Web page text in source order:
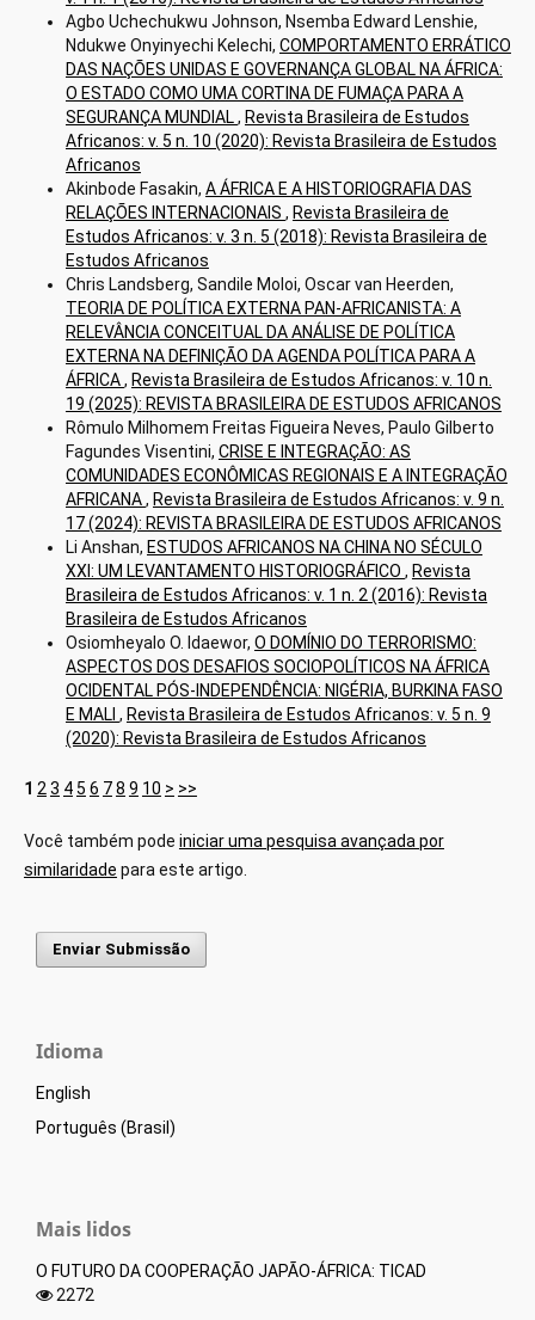
Agbo Uchechukwu Johnson, Nsemba Edward Lenshie,
Ndukwe Onyinyechi Kelechi, COMPORTAMENTO ERRÁTICO
DAS NAÇÕES UNIDAS E GOVERNANÇA GLOBAL NA ÁFRICA:
O ESTADO COMO UMA CORTINA DE FUMAÇA PARA A
SEGURANÇA MUNDIAL, Revista Brasileira de Estudos
Africanos: v. 5 n. 10 (2020): Revista Brasileira de Estudos
Africanos
Akinbode Fasakin, A ÁFRICA E A HISTORIOGRAFIA DAS
RELAÇÕES INTERNACIONAIS , Revista Brasileira de
Estudos Africanos: v. 3 n. 5 (2018): Revista Brasileira de
Estudos Africanos
Chris Landsberg, Sandile Moloi, Oscar van Heerden,
TEORIA DE POLÍTICA EXTERNA PAN-AFRICANISTA: A
RELEVÂNCIA CONCEITUAL DA ANÁLISE DE POLÍTICA
EXTERNA NA DEFINIÇÃO DA AGENDA POLÍTICA PARA A
ÁFRICA, Revista Brasileira de Estudos Africanos: v. 10 n.
19 (2025): REVISTA BRASILEIRA DE ESTUDOS AFRICANOS
Rômulo Milhomem Freitas Figueira Neves, Paulo Gilberto
Fagundes Visentini, CRISE E INTEGRAÇÃO: AS
COMUNIDADES ECONÔMICAS REGIONAIS E A INTEGRAÇÃO
AFRICANA, Revista Brasileira de Estudos Africanos: v. 9 n.
17 (2024): REVISTA BRASILEIRA DE ESTUDOS AFRICANOS
Li Anshan, ESTUDOS AFRICANOS NA CHINA NO SÉCULO
XXI: UM LEVANTAMENTO HISTORIOGRÁFICO , Revista
Brasileira de Estudos Africanos: v. 1 n. 2 (2016): Revista
Brasileira de Estudos Africanos
Osiomheyalo O. Idaewor, O DOMÍNIO DO TERRORISMO:
ASPECTOS DOS DESAFIOS SOCIOPOLÍTICOS NA ÁFRICA
OCIDENTAL PÓS-INDEPENDÊNCIA: NIGÉRIA, BURKINA FASO
E MALI , Revista Brasileira de Estudos Africanos: v. 5 n. 9
(2020): Revista Brasileira de Estudos Africanos
1 2 3 45 6 78 9 10 > >>
Você também pode iniciar uma pesquisa avançada por
similaridade para este artigo.
Enviar Submissão
Idioma
English
Português (Brasil)
Mais lidos
O FUTURO DA COOPERAÇÃO JAPÃO-ÁFRICA: TICAD
2272